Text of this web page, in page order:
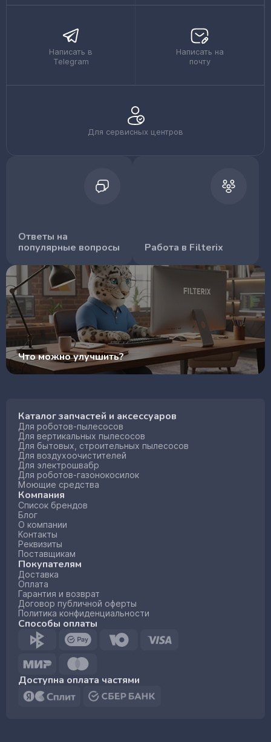
Написать в
Telegram
Написать на
почту
Для сервисных центров
Ответы на
популярные вопросы
Работа в Filterix
Что можно улучшить?
Каталог запчастей и аксессуаров
Для роботов-пылесосов
Для вертикальных пылесосов
Для бытовых, строительных пылесосов
Для воздухоочистителей
Для электрошвабр
Для роботов-газонокосилок
Моющие средства
Компания
Список брендов
Блог
О компании
Контакты
Реквизиты
Поставщикам
Покупателям
Доставка
Оплата
Гарантия и возврат
Договор публичной оферты
Политика конфиденциальности
Способы оплаты
Доступна оплата частями